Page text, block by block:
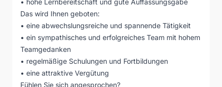
• hohe Lernbereitschaft und gute Auffassungsgabe
Das wird Ihnen geboten:
• eine abwechslungsreiche und spannende Tätigkeit
• ein sympathisches und erfolgreiches Team mit hohem
Teamgedanken
• regelmäßige Schulungen und Fortbildungen
• eine attraktive Vergütung
Fühlen Sie sich angesprochen?